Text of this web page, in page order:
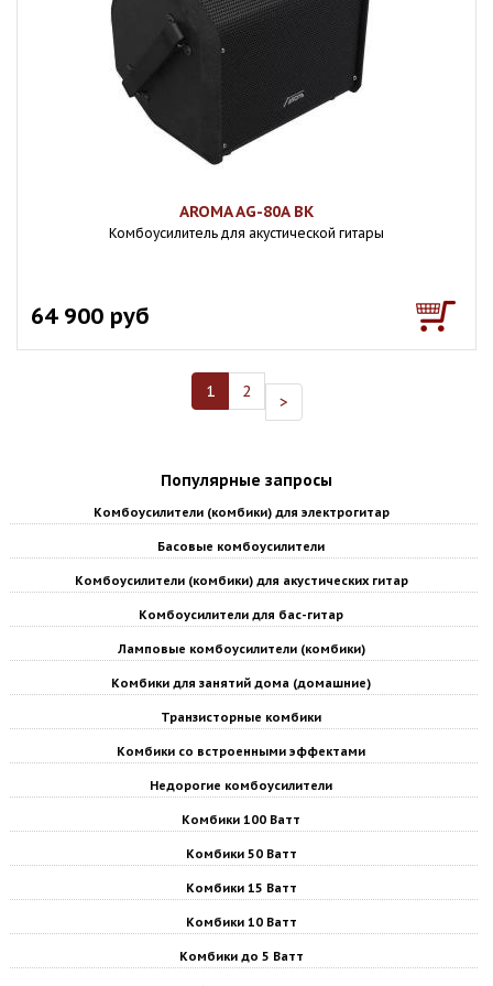
AROMA AG-80A BK
Комбоусилитель для акустической гитары
64 900 руб
1 2
>
Популярные запросы
Комбоусилители (комбики) для электрогитар
Басовые комбоусилители
Комбоусилители (комбики) для акустических гитар
Комбоусилители для бас-гитар
Ламповые комбоусилители (комбики)
Комбики для занятий дома (домашние)
Транзисторные комбики
Комбики со встроенными эффектами
Недорогие комбоусилители
Комбики 100 Ватт
Комбики 50 Ватт
Комбики 15 Ватт
Комбики 10 Ватт
Комбики до 5 Ватт